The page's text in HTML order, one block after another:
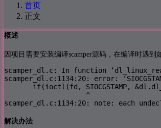
首页
正文
概述
因项目需要安装编译scamper源码，在编译时遇到
scamper_dl.c: In function
scamper_dl.c:1134:20: error:
if(ioctl(fd, SIOCGSTAMP,
                    ^
scamper_dl.c:1134:20: note: each
解决办法